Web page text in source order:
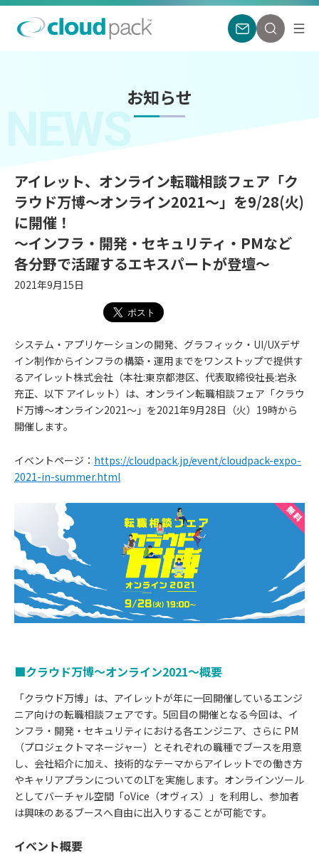
お知らせ
NEWS
アイレット、オンライン転職相談フェア「ク
ラウド万博〜オンライン2021〜」を9/28(火)
に開催！
〜インフラ・開発・セキュリティ・PMなど
各分野で活躍するエキスパートが登壇〜
2021年9月15日
システム・アプリケーションの開発、グラフィック・UI/UXデザ
イン制作からインフラの構築・運用までをワンストップで提供す
るアイレット株式会社（本社:東京都港区、代表取締役社長:岩永
充正、以下 アイレット）は、オンライン転職相談フェア「クラウ
ド万博〜オンライン2021〜」を2021年9月28日（火）19時から
開催します。
イベントページ： https://cloudpack.jp/event/cloudpack-expo-
2021-in-summer.html
■クラウド万博〜オンライン2021〜概要
「クラウド万博」は、アイレットが年に一回開催しているエンジ
ニア向けの転職相談フェアです。5回目の開催となる今回は、イ
ンフラ・開発・セキュリティにおける各エンジニア、さらに PM
（プロジェクトマネージャー）とそれぞれの職種でブースを用意
し、会社紹介に加え、技術的なテーマからアイレットでの働き方
やキャリアプランについてのLTを実施します。オンラインツール
としてバーチャル空間「oVice（オヴィス）」を利用し、参加者
は興味のあるブースへ自由に出入りすることが可能です。
イベント概要